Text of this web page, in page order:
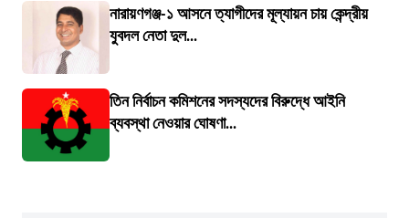
নারায়ণগঞ্জ-১ আসনে ত্যাগীদের মূল্যায়ন চায় কেন্দ্রীয়
যুবদল নেতা দুল...
তিন নির্বাচন কমিশনের সদস্যদের বিরুদ্ধে আইনি
ব্যবস্থা নেওয়ার ঘোষণা...